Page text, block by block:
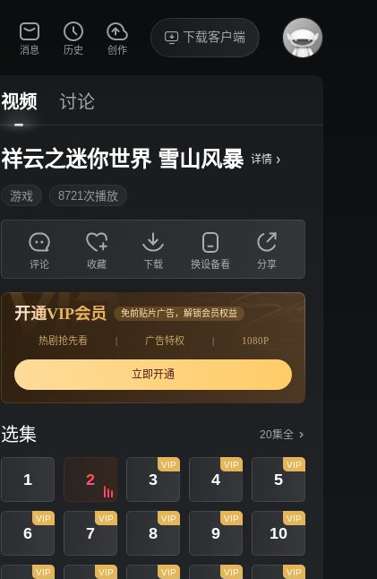
消息 历史 创作
下载客户端
视频 讨论
祥云之迷你世界 雪山风暴 详情 ›
游戏 8721次播放
评论 收藏 下载 换设备看 分享
开通VIP会员 免前贴片广告，解锁会员权益
热剧抢先看 | 广告特权 | 1080P
立即开通
选集 20集全
1 2 3
VIP
4
VIP
5
VIP
6
VIP
7
VIP
8
VIP
9
VIP
10
VIP
VIP VIP VIP VIP VIP